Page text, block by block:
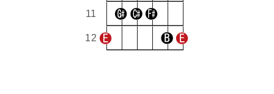
11
12